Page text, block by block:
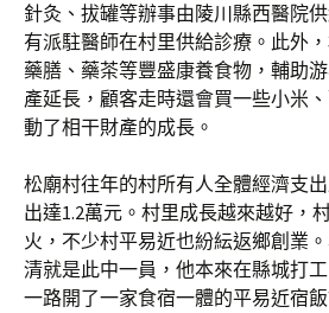
針灸、拔罐等辦事由陵川縣西醫院
有派駐醫師在村里供給診療。此外
藥膳、藥茶等豐盛康養食物，輔助
產延長，顧客走時還會買一些小米
動了相干財產的成長。
松廟村往年的村所有人全體經濟支
出達1.2萬元。村里成長越來越好，
火，不少村平易近也紛紜返鄉創業
清就是此中一員，他本來在縣城打
一路開了一家食宿一體的平易近宿